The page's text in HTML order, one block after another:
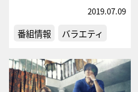
2019.07.09
番組情報 バラエティ